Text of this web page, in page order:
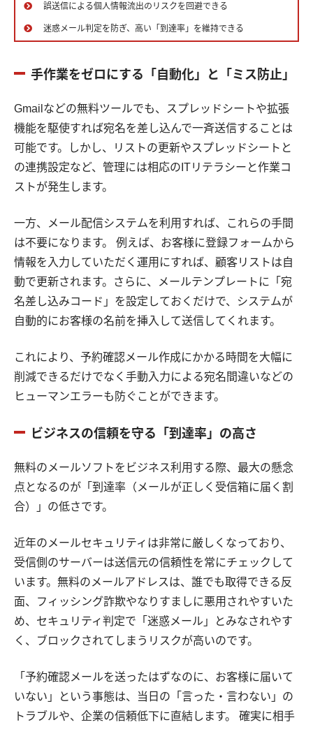
誤送信による個人情報流出のリスクを回避できる
迷惑メール判定を防ぎ、高い「到達率」を維持できる
手作業をゼロにする「自動化」と「ミス防止」
Gmailなどの無料ツールでも、スプレッドシートや拡張
機能を駆使すれば宛名を差し込んで一斉送信することは
可能です。しかし、リストの更新やスプレッドシートと
の連携設定など、管理には相応のITリテラシーと作業コ
ストが発生します。
一方、メール配信システムを利用すれば、これらの手間
は不要になります。 例えば、お客様に登録フォームから
情報を入力していただく運用にすれば、顧客リストは自
動で更新されます。さらに、メールテンプレートに「宛
名差し込みコード」を設定しておくだけで、システムが
自動的にお客様の名前を挿入して送信してくれます。
これにより、予約確認メール作成にかかる時間を大幅に
削減できるだけでなく手動入力による宛名間違いなどの
ヒューマンエラーも防ぐことができます。
ビジネスの信頼を守る「到達率」の高さ
無料のメールソフトをビジネス利用する際、最大の懸念
点となるのが「到達率（メールが正しく受信箱に届く割
合）」の低さです。
近年のメールセキュリティは非常に厳しくなっており、
受信側のサーバーは送信元の信頼性を常にチェックして
います。無料のメールアドレスは、誰でも取得できる反
面、フィッシング詐欺やなりすましに悪用されやすいた
め、セキュリティ判定で「迷惑メール」とみなされやす
く、ブロックされてしまうリスクが高いのです。
「予約確認メールを送ったはずなのに、お客様に届いて
いない」という事態は、当日の「言った・言わない」の
トラブルや、企業の信頼低下に直結します。 確実に相手